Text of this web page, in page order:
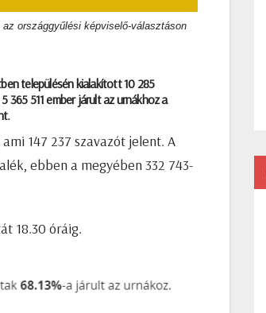
országgyűlési képviselő-választáson
településén kialakított 10 285
511 ember járult az urnákhoz a
147 237 szavazót jelent. A
ebben a megyében 332 743-
18.30 óráig.